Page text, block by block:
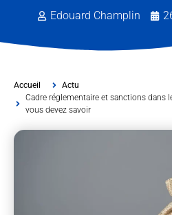
Edouard Champlin
Accueil
Actu
Cadre réglementaire et sanctions dans
vous devez savoir